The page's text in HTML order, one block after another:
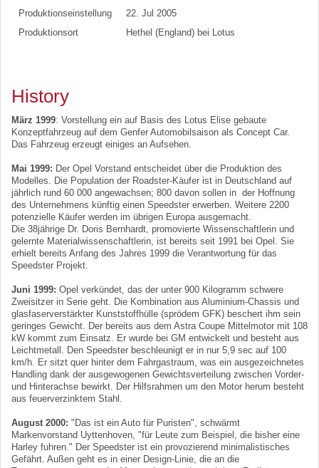
Produktionseinstellung
22. Jul 2005
Produktionsort
Hethel (England) bei Lotus
History
März 1999: Vorstellung ein auf Basis des Lotus Elise gebaute
Konzeptfahrzeug auf dem Genfer Automobilsaison als Concept Car.
Das Fahrzeug erzeugt einiges an Aufsehen.
Mai 1999: Der Opel Vorstand entscheidet über die Produktion des
Modelles. Die Population der Roadster-Käufer ist in Deutschland auf
jährlich rund 60 000 angewachsen; 800 davon sollen in der Hoffnung
des Unternehmens künftig einen Speedster erwerben. Weitere 2200
potenzielle Käufer werden im übrigen Europa ausgemacht.
Die 38jährige Dr. Doris Bernhardt, promovierte Wissenschaftlerin und
gelernte Materialwissenschaftlerin, ist bereits seit 1991 bei Opel. Sie
erhielt bereits Anfang des Jahres 1999 die Verantwortung für das
Speedster Projekt.
Juni 1999: Opel verkündet, das der unter 900 Kilogramm schwere
Zweisitzer in Serie geht. Die Kombination aus Aluminium-Chassis und
glasfaserverstärkter Kunststoffhülle (sprödem GFK) beschert ihm sein
geringes Gewicht. Der bereits aus dem Astra Coupe Mittelmotor mit 108
kW kommt zum Einsatz. Er wurde bei GM entwickelt und besteht aus
Leichtmetall. Den Speedster beschleunigt er in nur 5,9 sec auf 100
km/h. Er sitzt quer hinter dem Fahrgastraum, was ein ausgezeichnetes
Handling dank der ausgewogenen Gewichtsverteilung zwischen Vorder-
und Hinterachse bewirkt. Der Hilfsrahmen um den Motor herum besteht
aus feuerverzinktem Stahl.
August 2000: "Das ist ein Auto für Puristen", schwärmt
Markenvorstand Uyttenhoven, "für Leute zum Beispiel, die bisher eine
Harley fuhren." Der Speedster ist ein provozierend minimalistisches
Gefährt. Außen geht es in einer Design-Linie, die an die